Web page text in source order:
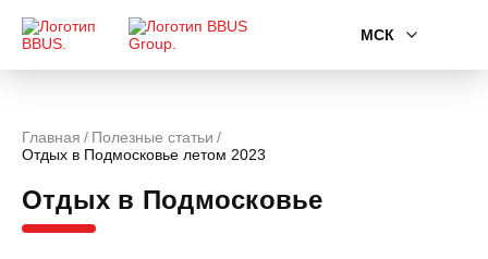
МСК
Главная
Полезные статьи
Отдых в Подмосковье летом 2023
Отдых в Подмосковье